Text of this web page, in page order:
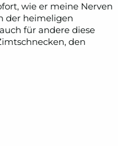
wie er meine Nerven
der heimeligen
für andere diese
den